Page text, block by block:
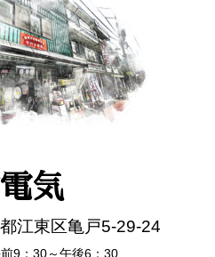
気
江東区亀戸5-29-24
前9：30～午後6：30